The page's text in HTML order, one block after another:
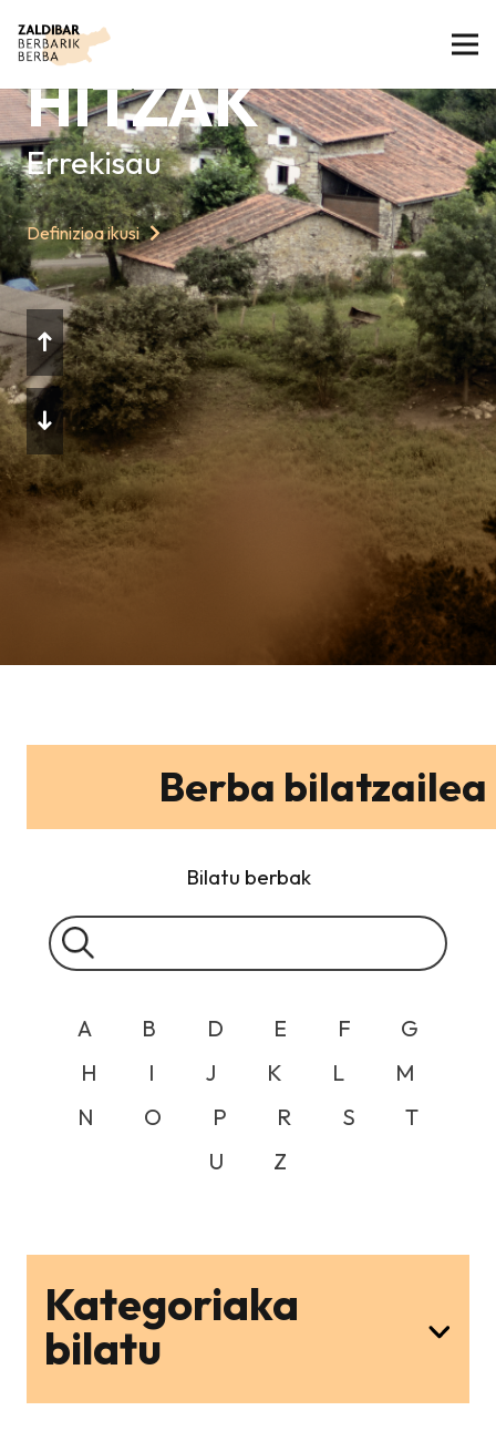
GAURKO
HITZAK
Errekisau
Definizioa ikusi
Berba bilatzailea
Bilatu berbak
A B D E F
G
H
I J K L
M
N
O P R S
T
U
Z
Kategoriaka
bilatu